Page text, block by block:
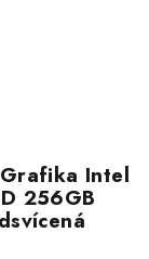
Intel
256GB